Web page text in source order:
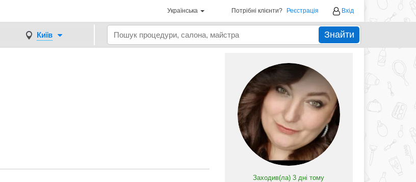
Українська Потрібні клієнти? Реєстрація Вхід
Київ Знайти
Заходив(ла)3 дні тому